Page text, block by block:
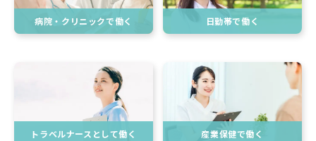
病院・クリニックで働く 日勤帯で働く
トラベルナースとして働く 産業保健で働く